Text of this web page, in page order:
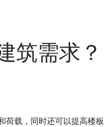
筑需求？
载，同时还可以提高楼